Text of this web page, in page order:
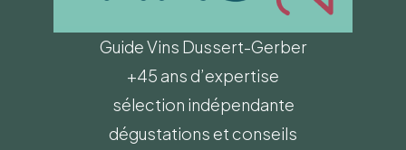
Guide Vins Dussert-Gerber
+45 ans d’expertise
sélection indépendante
dégustations et conseils